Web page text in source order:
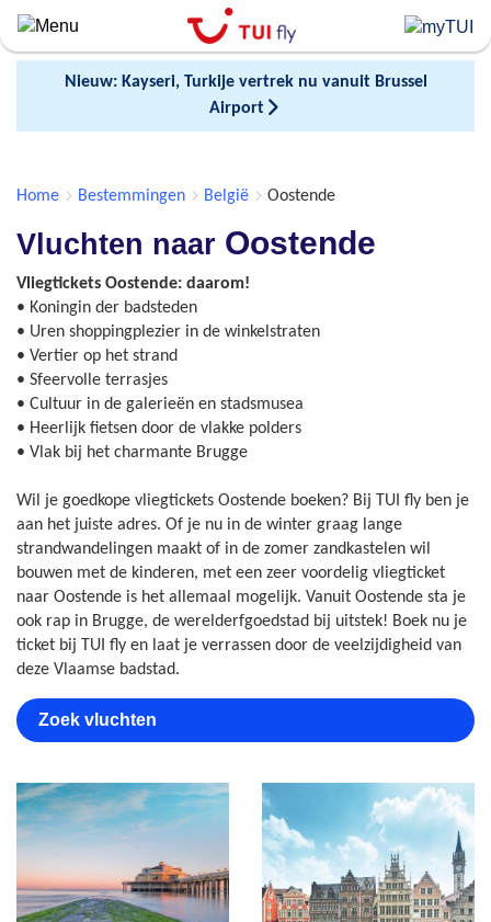
Skip
to
main
Nieuw: Kayseri, Turkije vertrek nu vanuit Brussel
Airport
Home Bestemmingen België Oostende
Vluchten naar Oostende
Vliegtickets Oostende: daarom!
• Koningin der badsteden
• Uren shoppingplezier in de winkelstraten
• Vertier op het strand
• Sfeervolle terrasjes
• Cultuur in de galerieën en stadsmusea
• Heerlijk fietsen door de vlakke polders
• Vlak bij het charmante Brugge
Wil je goedkope vliegtickets Oostende boeken? Bij TUI fly ben je
aan het juiste adres. Of je nu in de winter graag lange
strandwandelingen maakt of in de zomer zandkastelen wil
bouwen met de kinderen, met een zeer voordelig vliegticket
naar Oostende is het allemaal mogelijk. Vanuit Oostende sta je
ook rap in Brugge, de werelderfgoedstad bij uitstek! Boek nu je
ticket bij TUI fly en laat je verrassen door de veelzijdigheid van
deze Vlaamse badstad.
Zoek vluchten